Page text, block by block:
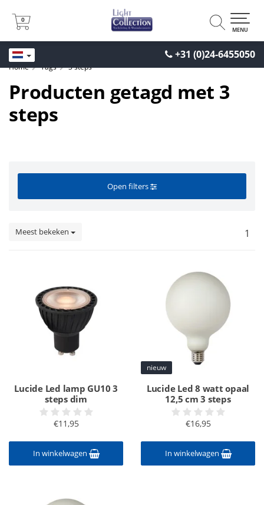
+31 (0)24-6455050
0
0
MENU
Home Tags 3 steps
Producten getagd met 3
steps
Open filters
Meest bekeken 1
Lucide Led lamp GU10 3
steps dim
€11,95
In winkelwagen
nieuw
Lucide Led 8 watt opaal
12,5 cm 3 steps
€16,95
In winkelwagen